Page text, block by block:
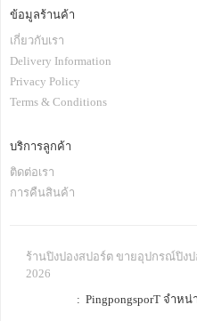
ข้อมูลร้านค้า
เกี่ยวกับเรา
Delivery Information
Privacy Policy
Terms & Conditions
บริการลูกค้า
ติดต่อเรา
การคืนสินค้า
ร้านปิงปองสปอร์ต ขายอุปกรณ์ปิงป
2026
: PingpongsporT จำห